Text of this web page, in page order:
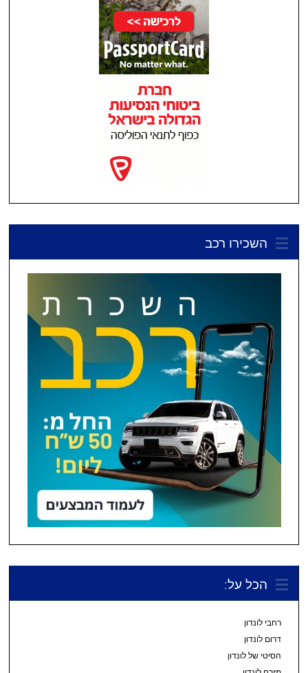
השכירו רכב
הכל על:
רחבי לונדון
דרום לונדון
הסיטי של לונדון